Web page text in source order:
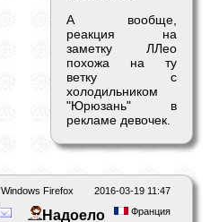
А вообще,
реакция на
заметку ЛЛео
похожа на ту
ветку с
холодильником
"Юрюзань" в
рекламе девочек.
2016-03-19 11:47
Windows Firefox
Франция
Надоело